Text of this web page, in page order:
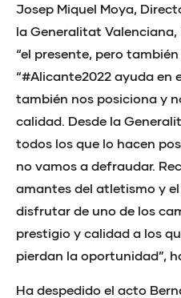
Josep Miquel Moya,
la Generalitat
“el presente, pero
“#Alicante2022 ayuda en
también nos posiciona y
calidad. Desde la
todos los que lo hacen
no vamos a defraudar.
amantes del atletismo y
disfrutar de uno de los
prestigio y calidad a los
pierdan la oportunidad”,
Ha despedido el acto